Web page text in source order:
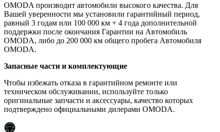
OMODA производит автомобили высокого качества. Для
Вашей уверенности мы установили гарантийный период,
равный 3 годам или 100 000 км + 4 года дополнительной
поддержки после окончания Гарантии на Автомобиль
OMODA, либо до 200 000 км общего пробега Автомобиля
OMODA.
Запасные части и комплектующие
Чтобы избежать отказа в гарантийном ремонте или
техническом обслуживании, используйте только
оригинальные запчасти и аксессуары, качество которых
подтверждено официальными дилерами OMODA.